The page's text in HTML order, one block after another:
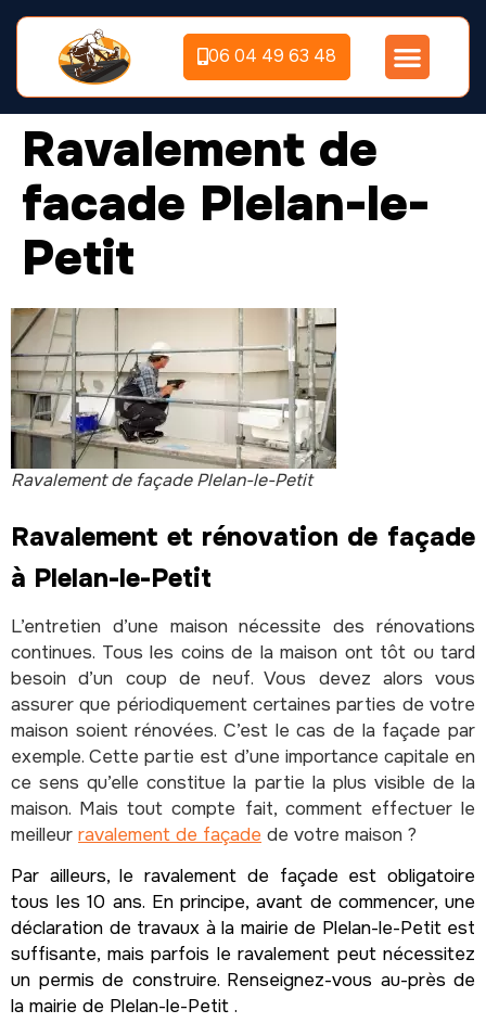
06 04 49 63 48
Ravalement de
facade Plelan-le-
Petit
Ravalement de façade Plelan-le-Petit
Ravalement et rénovation de façade
à Plelan-le-Petit
L’entretien d’une maison nécessite des rénovations
continues. Tous les coins de la maison ont tôt ou tard
besoin d’un coup de neuf. Vous devez alors vous
assurer que périodiquement certaines parties de votre
maison soient rénovées. C’est le cas de la façade par
exemple. Cette partie est d’une importance capitale en
ce sens qu’elle constitue la partie la plus visible de la
maison. Mais tout compte fait, comment effectuer le
meilleur ravalement de façade de votre maison ?
Par ailleurs, le ravalement de façade est obligatoire
tous les 10 ans. En principe, avant de commencer, une
déclaration de travaux à la mairie de Plelan-le-Petit est
suffisante, mais parfois le ravalement peut nécessitez
un permis de construire. Renseignez-vous au-près de
la mairie de Plelan-le-Petit .